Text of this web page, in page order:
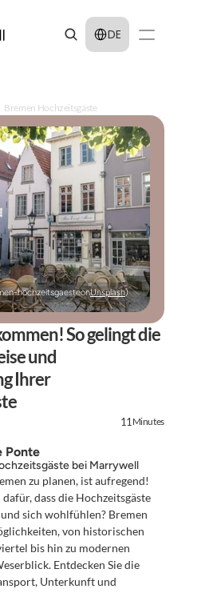
Select Language
DE
Bremen Hochzeitsgäste
hochzeitsgaesteonUnsplash)
So gelingt die
und
Ihrer
11 Minutes
Ponte
bei Marrywell
zu planen, ist aufregend!
dass die Hochzeitsgäste
sich wohlfühlen? Bremen
von historischen
bis hin zu modernen
Entdecken Sie die
Unterkunft und